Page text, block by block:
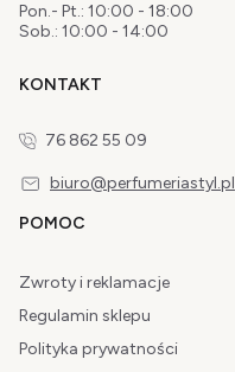
Pon.- Pt.: 10:00 - 18:00
Sob.: 10:00 - 14:00
KONTAKT
76 862 55 09
biuro@perfumeriastyl.pl
Linki w stopce
POMOC
Zwroty i reklamacje
Regulamin sklepu
Polityka prywatności